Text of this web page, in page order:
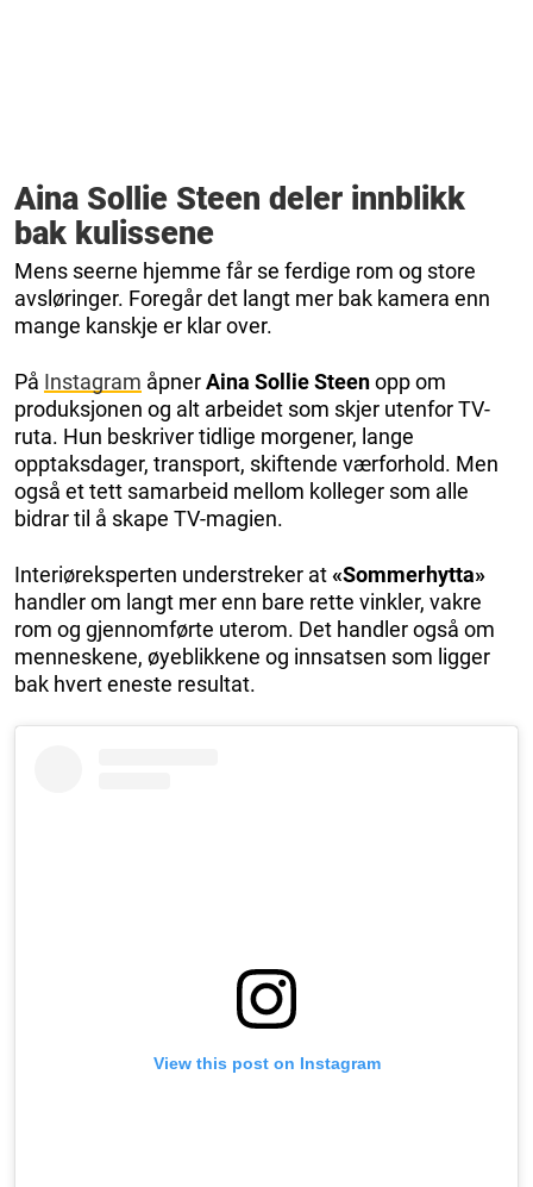
Aina Sollie Steen deler innblikk
bak kulissene
Mens seerne hjemme får se ferdige rom og store
avsløringer. Foregår det langt mer bak kamera enn
mange kanskje er klar over.
På Instagram åpnerAina Sollie Steenopp om
produksjonen og alt arbeidet som skjer utenfor TV-
ruta. Hun beskriver tidlige morgener, lange
opptaksdager, transport, skiftende værforhold. Men
også et tett samarbeid mellom kolleger som alle
bidrar til å skape TV-magien.
Interiøreksperten understreker at«Sommerhytta»
handler om langt mer enn bare rette vinkler, vakre
rom og gjennomførte uterom. Det handler også om
menneskene, øyeblikkene og innsatsen som ligger
bak hvert eneste resultat.
View this post on Instagram